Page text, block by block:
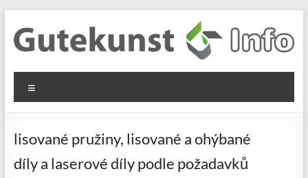
content
Gutekunst
Formfedern
GmbH
Informationen
Flachmaterial
lisované pružiny, lisované a ohýbané
díly a laserové díly podle požadavků